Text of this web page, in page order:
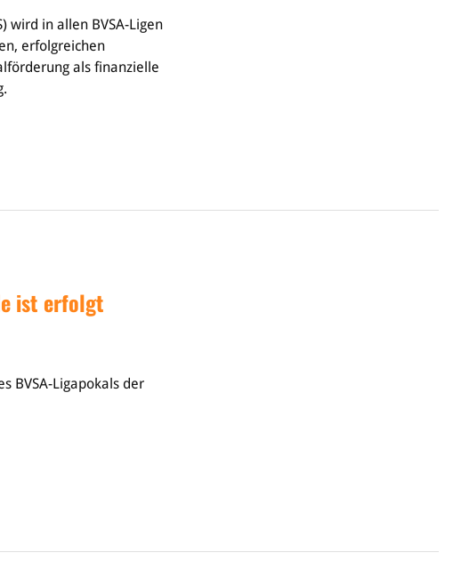
wird in allen BVSA-Ligen
erfolgreichen
als finanzielle
ist erfolgt
BVSA-Ligapokals der